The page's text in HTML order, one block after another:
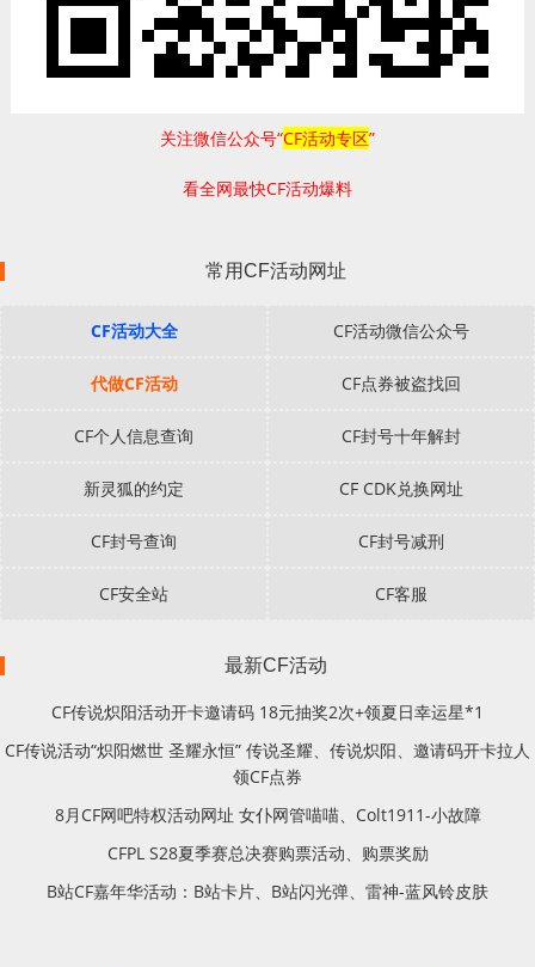
关注微信公众号“CF活动专区”
看全网最快CF活动爆料
常用CF活动网址
CF活动大全 CF活动微信公众号
代做CF活动 CF点券被盗找回
CF个人信息查询 CF封号十年解封
新灵狐的约定 CF CDK兑换网址
CF封号查询 CF封号减刑
CF安全站 CF客服
最新CF活动
CF传说炽阳活动开卡邀请码 18元抽奖2次+领夏日幸运星*1
CF传说活动“炽阳燃世 圣耀永恒” 传说圣耀、传说炽阳、邀请码开卡拉人
领CF点券
8月CF网吧特权活动网址 女仆网管喵喵、Colt1911-小故障
CFPL S28夏季赛总决赛购票活动、购票奖励
B站CF嘉年华活动：B站卡片、B站闪光弹、雷神-蓝风铃皮肤